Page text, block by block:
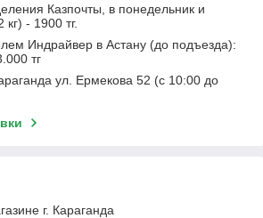
Казпочты, в понедельник и
кг) - 1900 тг.
Индрайвер в Астану (до подъезда):
тг
ул. Ермекова 52 (с 10:00 до
г. Караганда